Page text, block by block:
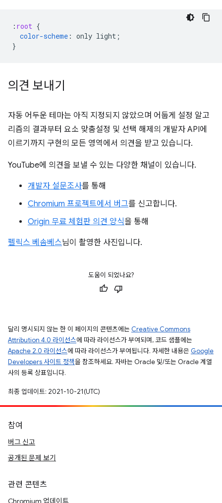
: root {
color-scheme : only light ;
}
의견 보내기
자동 어두운 테마는 아직 지정되지 않았으며 어둡게 설정 알고
리즘의 결과부터 요소 맞춤설정 및 선택 해제의 개발자 API에
이르기까지 구현의 모든 영역에서 의견을 받고 있습니다.
YouTube에 의견을 보낼 수 있는 다양한 채널이 있습니다.
개발자 설문조사를 통해
Chromium 프로젝트에서 버그를 신고합니다.
Origin 무료 체험판 의견 양식을 통해
펠릭스 베솜베스님이 촬영한 사진입니다.
도움이 되었나요?
달리 명시되지 않는 한 이 페이지의 콘텐츠에는 Creative Commons
Attribution 4.0 라이선스에 따라 라이선스가 부여되며, 코드 샘플에는
Apache 2.0 라이선스에 따라 라이선스가 부여됩니다. 자세한 내용은 Google
Developers 사이트 정책을 참조하세요. 자바는 Oracle 및/또는 Oracle 계열
사의 등록 상표입니다.
최종 업데이트: 2021-10-21(UTC)
참여
버그 신고
공개된 문제 보기
관련 콘텐츠
Chromium 업데이트